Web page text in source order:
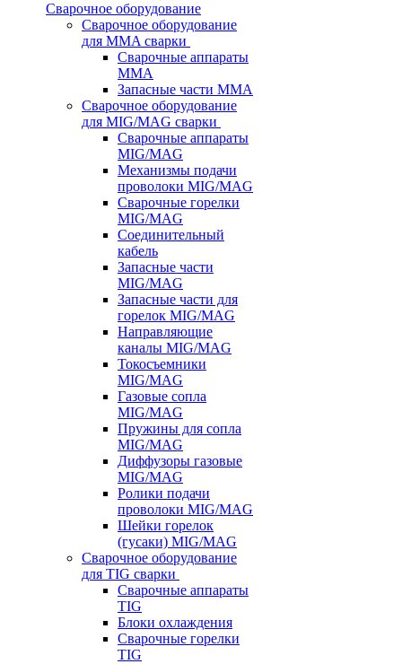
Сварочное оборудование
Сварочное оборудование
для MMA сварки
Сварочные аппараты
MMA
Запасные части MMA
Сварочное оборудование
для MIG/MAG сварки
Сварочные аппараты
MIG/MAG
Механизмы подачи
проволоки MIG/MAG
Сварочные горелки
MIG/MAG
Соединительный
кабель
Запасные части
MIG/MAG
Запасные части для
горелок MIG/MAG
Направляющие
каналы MIG/MAG
Токосъемники
MIG/MAG
Газовые сопла
MIG/MAG
Пружины для сопла
MIG/MAG
Диффузоры газовые
MIG/MAG
Ролики подачи
проволоки MIG/MAG
Шейки горелок
(гусаки) MIG/MAG
Сварочное оборудование
для TIG сварки
Сварочные аппараты
TIG
Блоки охлаждения
Сварочные горелки
TIG